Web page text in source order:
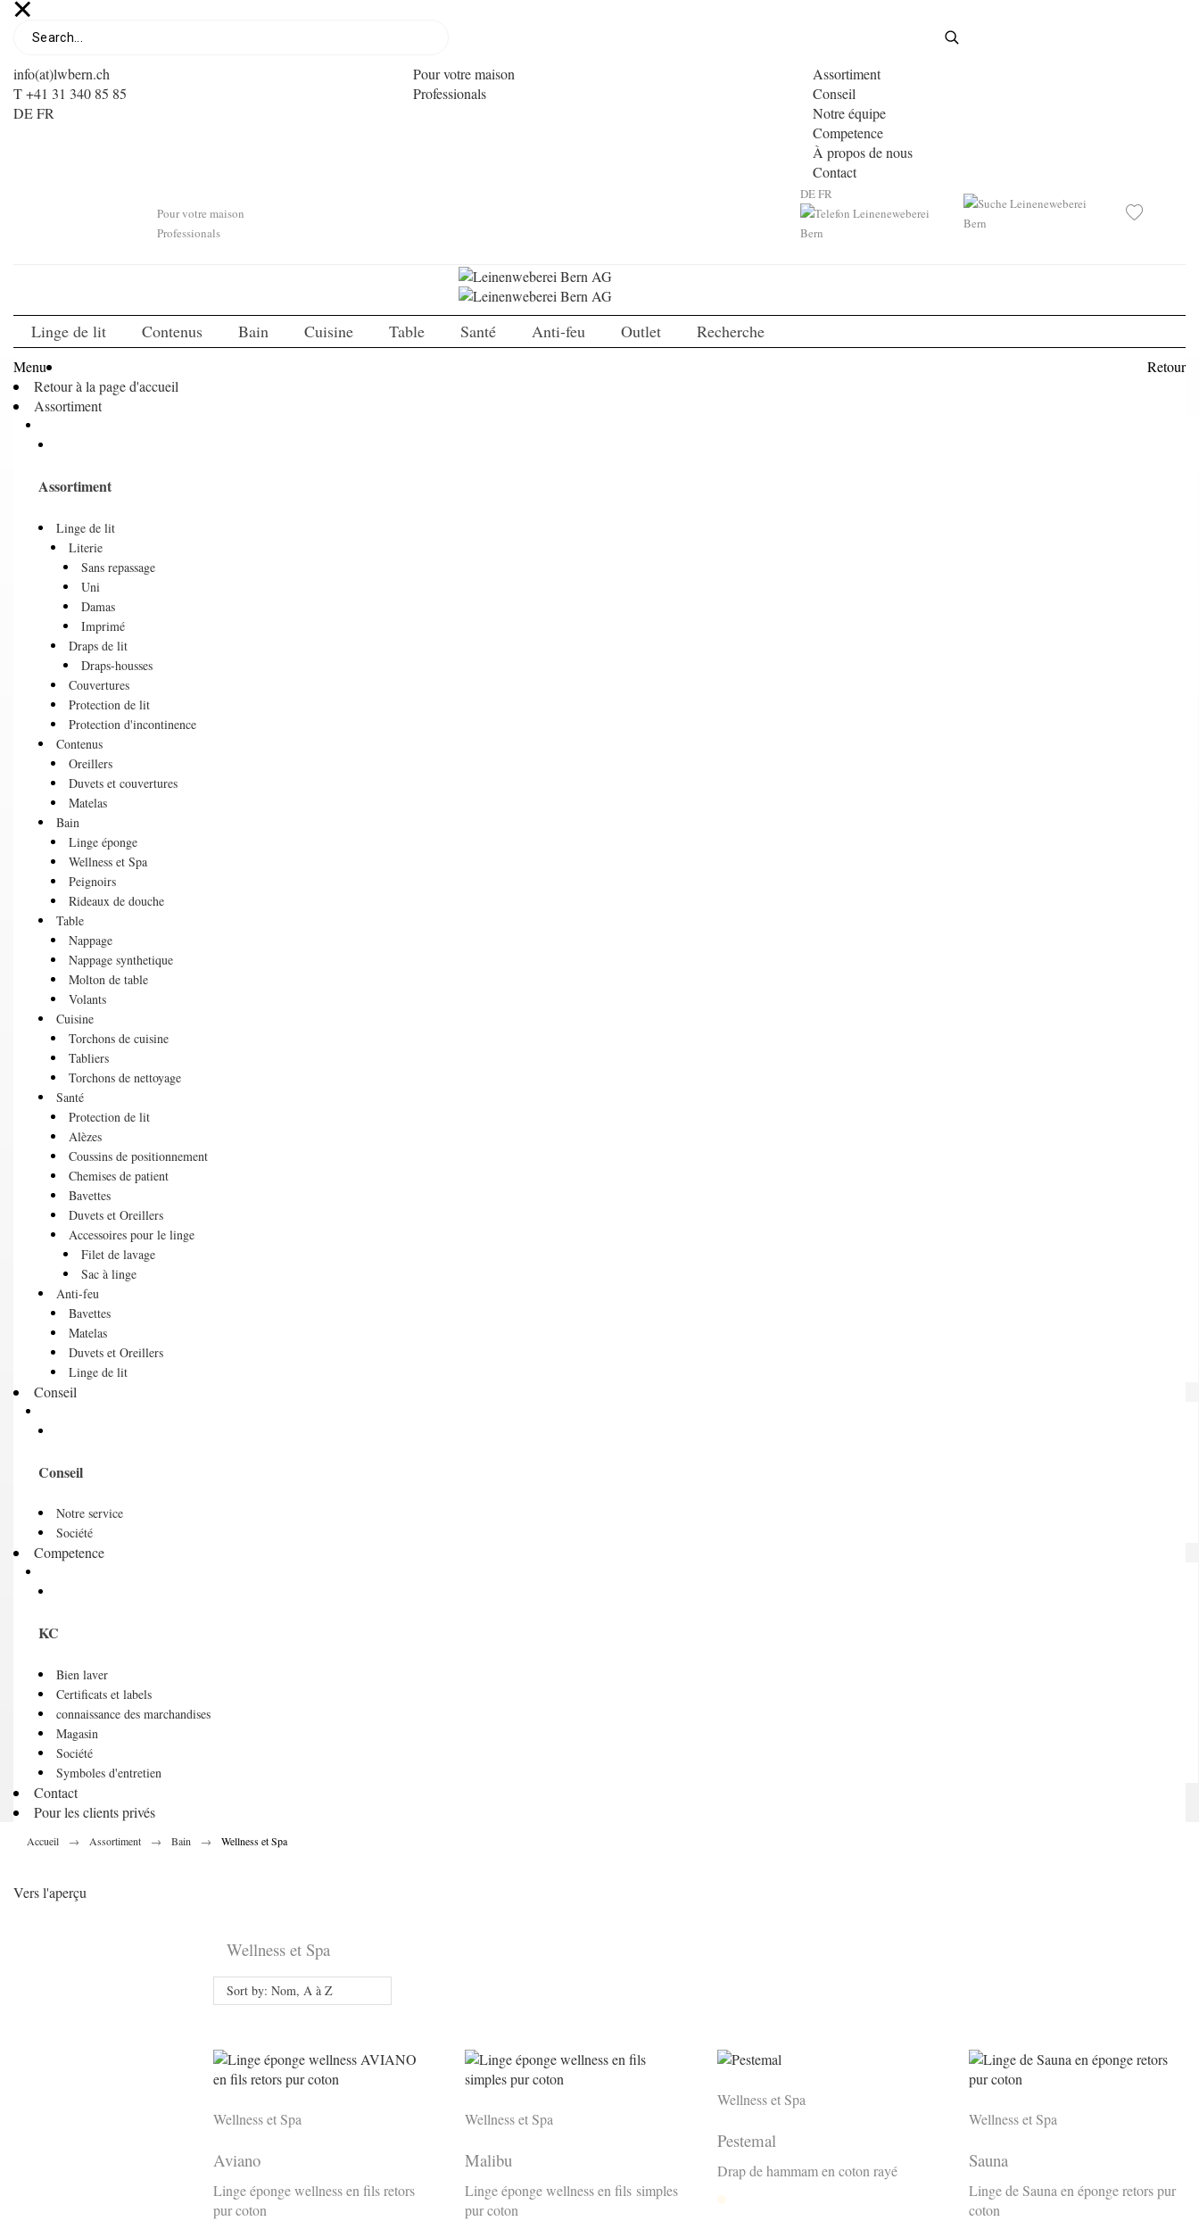
info(at)lwbern.ch
T +41 31 340 85 85
DEFR
Pour votre maison
Professionals
Assortiment
Conseil
Notre équipe
Competence
À propos de nous
Contact
Pour votre maison
Professionals
DEFR
Linge de lit Contenus Bain Cuisine Table Santé Anti-feu Outlet Recherche
Menu
Retour
Retour à la page d'accueil
Assortiment
Assortiment
Linge de lit
Literie
Sans repassage
Uni
Damas
Imprimé
Draps de lit
Draps-housses
Couvertures
Protection de lit
Protection d'incontinence
Contenus
Oreillers
Duvets et couvertures
Matelas
Bain
Linge éponge
Wellness et Spa
Peignoirs
Rideaux de douche
Table
Nappage
Nappage synthetique
Molton de table
Volants
Cuisine
Torchons de cuisine
Tabliers
Torchons de nettoyage
Santé
Protection de lit
Alèzes
Coussins de positionnement
Chemises de patient
Bavettes
Duvets et Oreillers
Accessoires pour le linge
Filet de lavage
Sac à linge
Anti-feu
Bavettes
Matelas
Duvets et Oreillers
Linge de lit
Conseil
Conseil
Notre service
Société
Competence
KC
Bien laver
Certificats et labels
connaissance des marchandises
Magasin
Société
Symboles d'entretien
Contact
Pour les clients privés
Accueil Assortiment Bain Wellness et Spa
Vers l'aperçu
Wellness et Spa
Sort by: Nom, A à Z
Wellness et Spa
Aviano
Linge éponge wellness en fils retors
pur coton
Wellness et Spa
Malibu
Linge éponge wellness en fils simples
pur coton
Wellness et Spa
Pestemal
Drap de hammam en coton rayé
Wellness et Spa
Sauna
Linge de Sauna en éponge retors pur
coton